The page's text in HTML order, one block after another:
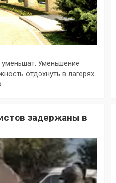
Уменьшение
отдохнуть в лагерях
задержаны в